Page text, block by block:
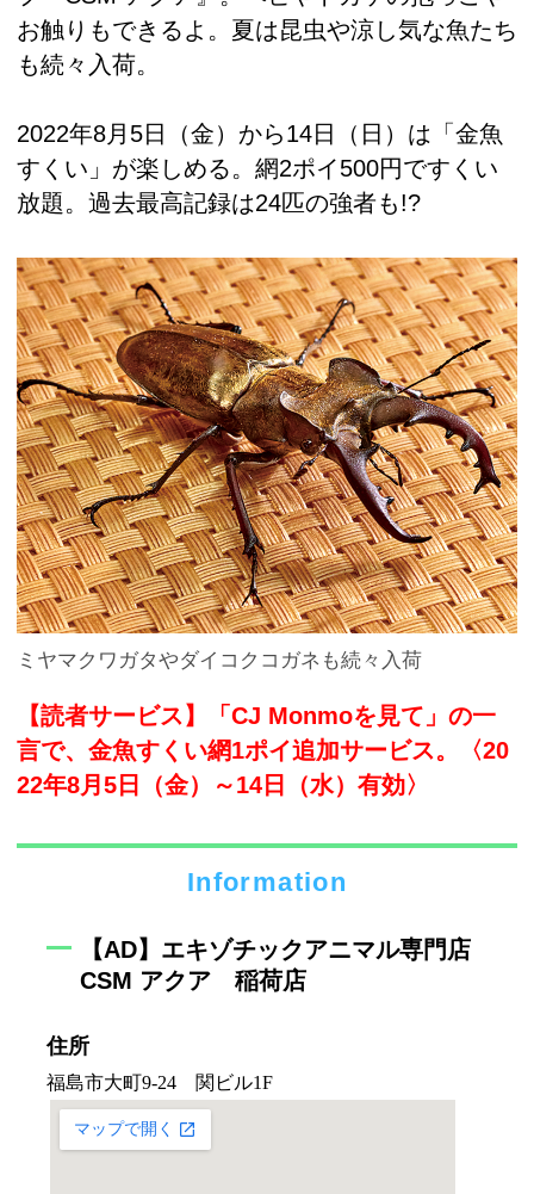
お触りもできるよ。夏は昆虫や涼し気な魚たち
も続々入荷。
2022年8月5日（金）から14日（日）は「金魚
すくい」が楽しめる。網2ポイ500円ですくい
放題。過去最高記録は24匹の強者も!?
ミヤマクワガタやダイコクコガネも続々入荷
【読者サービス】「CJ Monmoを見て」の一
言で、金魚すくい網1ポイ追加サービス。〈20
22年8月5日（金）～14日（水）有効〉
Information
【AD】エキゾチックアニマル専門店
CSM アクア 稲荷店
住所